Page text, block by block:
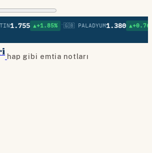
•🇬🇧 PALADYUM1.380 ▲+0.76% •🇬🇧
hap gibi emtia notları